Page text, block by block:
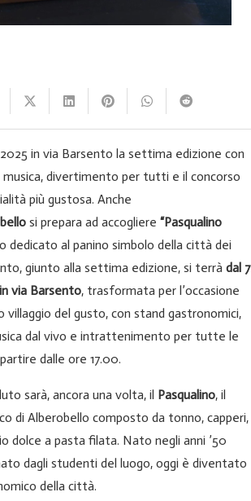
in via Barsento la settima edizione con
musica, divertimento per tutti e il concorso
più gustosa. Anche
si prepara ad accogliere “Pasqualino
dedicato al panino simbolo della città dei
giunto alla settima edizione, si terrà dal 7
via Barsento, trasformata per l’occasione
villaggio del gusto, con stand gastronomici,
dal vivo e intrattenimento per tutte le
dalle ore 17.00.
sarà, ancora una volta, il Pasqualino, il
di Alberobello composto da tonno, capperi,
dolce a pasta filata. Nato negli anni ’50
dagli studenti del luogo, oggi è diventato
della città.